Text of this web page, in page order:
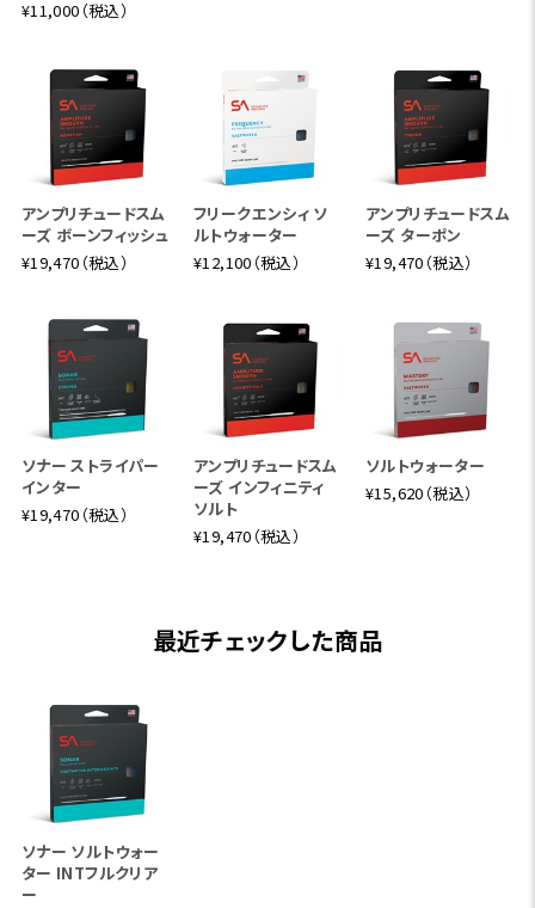
¥11,000（税込）
アンプリチュードスム
ーズ ボーンフィッシュ
¥19,470（税込）
フリークエンシィ ソ
ルトウォーター
¥12,100（税込）
アンプリチュードスム
ーズ ターポン
¥19,470（税込）
ソナー ストライパー
インター
¥19,470（税込）
アンプリチュードスム
ーズ インフィニティ
ソルト
¥19,470（税込）
ソルトウォーター
¥15,620（税込）
最近チェックした商品
ソナー ソルトウォー
ター INTフルクリア
ー